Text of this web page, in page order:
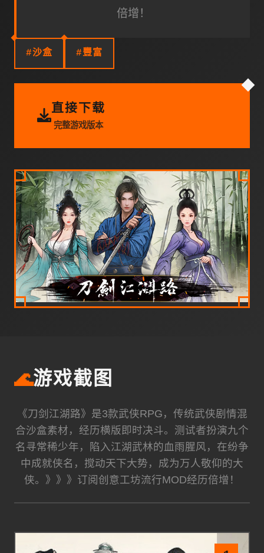
倍增！
#沙盒 #豐富
直接下载
完整游戏版本
🌊游戏截图
《刀剑江湖路》是3款武侠RPG，传统武侠剧情混
合沙盒素材，经历横版即时决斗。测试者扮演九个
名寻常稀少年，陷入江湖武林的血雨腥风，在纷争
中成就侠名，搅动天下大势，成为万人敬仰的大
侠。》》》订阅创意工坊流行MOD经历倍增！